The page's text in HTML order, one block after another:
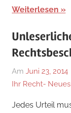
Weiterlesen
Am Juni 23, 2014
Ihr Recht-
Jedes Urteil